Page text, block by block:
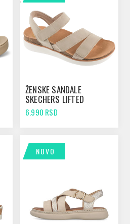
ŽENSKE SANDALE
SKECHERS LIFTED
COMFORT TAUPE
6.990 RSD
NOVO